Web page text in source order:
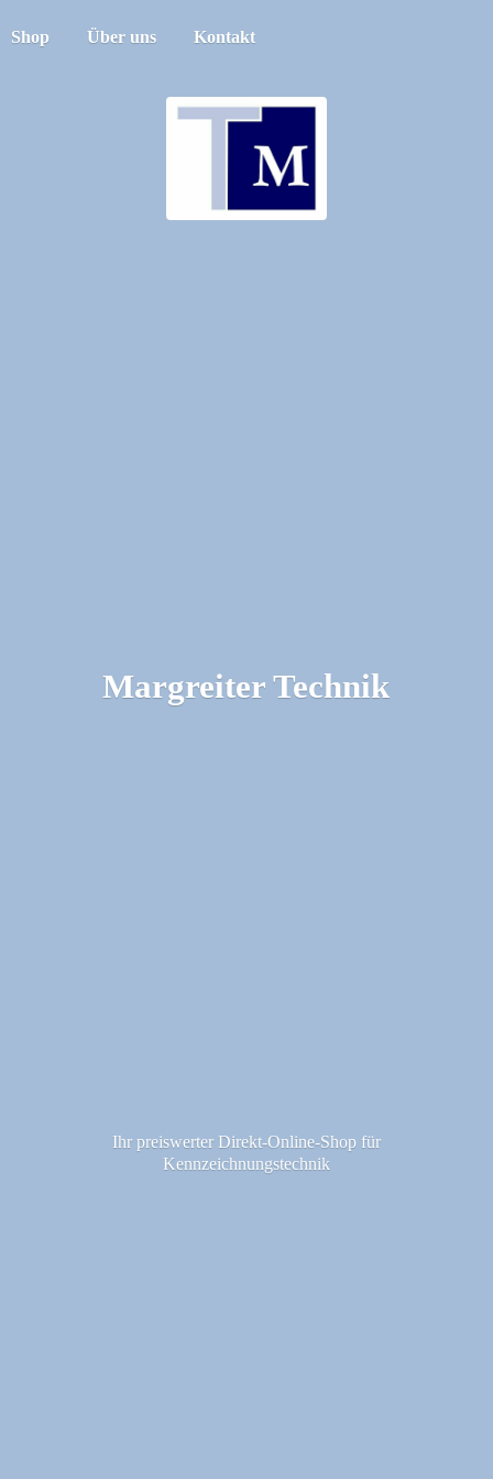
Shop Über uns Kontakt
Margreiter Technik
Ihr preiswerter Direkt-Online-Shop für
Kennzeichnungstechnik